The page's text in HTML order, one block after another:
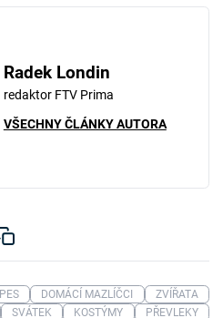
Radek Londin
redaktor FTV Prima
VŠECHNY ČLÁNKY AUTORA
PES DOMÁCÍ MAZLÍČCI
ZVÍŘATA
SVÁTEK KOSTÝMY
PŘEVLEKY